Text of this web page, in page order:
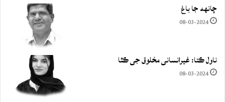
چانهه جا باغ
08-03-2024
ناول ڪتا: غيرانساني مخلوق جي ڪٿا
08-03-2024